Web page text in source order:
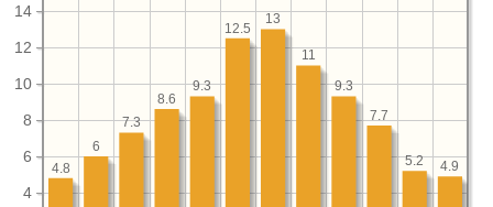
4
6
8
10
12
14
4.9
5.2
7.7
9.3
11
13
12.5
9.3
8.6
7.3
6
4.8